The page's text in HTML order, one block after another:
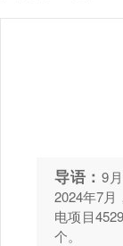
导语：9
2024年7月
电项目
个。